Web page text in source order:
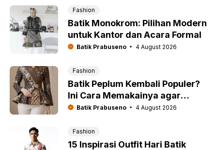
Fashion
Batik Monokrom: Pilihan Modern
untuk Kantor dan Acara Formal
Batik Prabuseno 4 August 2026
Fashion
Batik Peplum Kembali Populer?
Ini Cara Memakainya agar
Tetap Modern
Batik Prabuseno 4 August 2026
Fashion
15 Inspirasi Outfit Hari Batik